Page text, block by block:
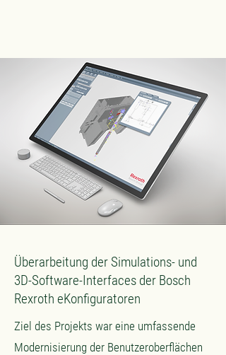
Überarbeitung der Simulations- und
3D-Software-Interfaces der Bosch
Rexroth eKonfiguratoren
Ziel des Projekts war eine umfassende
Modernisierung der Benutzeroberflächen